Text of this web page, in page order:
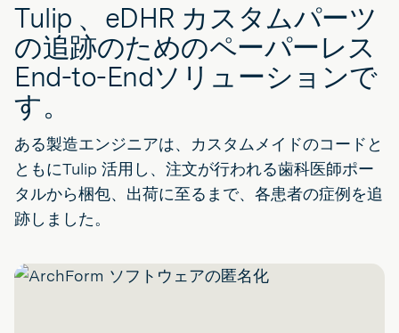
Tulip 、eDHR カスタムパーツ
の追跡のためのペーパーレス
End-to-Endソリューションで
す。
ある製造エンジニアは、カスタムメイドのコードと
ともにTulip 活用し、注文が行われる歯科医師ポー
タルから梱包、出荷に至るまで、各患者の症例を追
跡しました。